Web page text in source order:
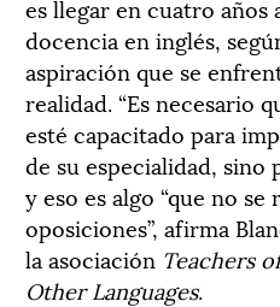
es llegar en cuatro años
docencia en inglés,
aspiración que se
realidad. “Es necesario
esté capacitado para
de su especialidad, sino
y eso es algo “que no se
oposiciones”, afirma
la asociación Teachers
Other Languages.